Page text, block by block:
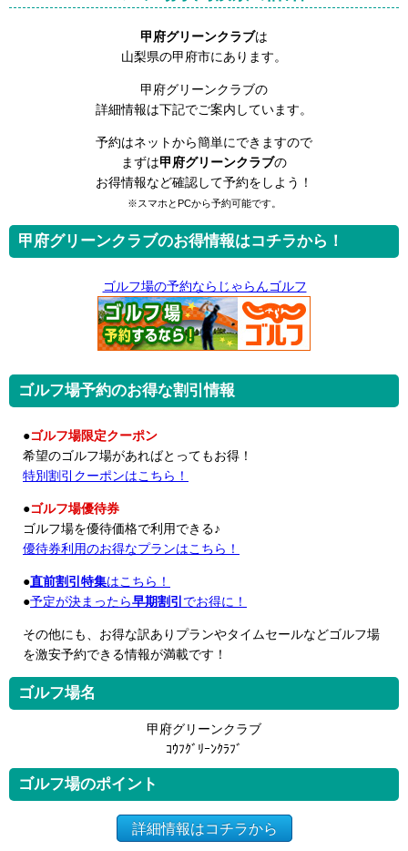
甲府グリーンクラブは
山梨県の甲府市にあります。
甲府グリーンクラブの
詳細情報は下記でご案内しています。
予約はネットから簡単にできますので
まずは甲府グリーンクラブの
お得情報など確認して予約をしよう！
※スマホとPCから予約可能です。
甲府グリーンクラブのお得情報はコチラから！
ゴルフ場の予約ならじゃらんゴルフ
ゴルフ場予約のお得な割引情報
●ゴルフ場限定クーポン
希望のゴルフ場があればとってもお得！
特別割引クーポンはこちら！
●ゴルフ場優待券
ゴルフ場を優待価格で利用できる♪
優待券利用のお得なプランはこちら！
●直前割引特集はこちら！
●予定が決まったら早期割引 でお得に！
その他にも、お得な訳ありプランやタイムセールなどゴルフ場
を激安予約できる情報が満載です！
ゴルフ場名
甲府グリーンクラブ
ｺｳﾌｸﾞﾘｰﾝｸﾗﾌﾞ
ゴルフ場のポイント
詳細情報はコチラから